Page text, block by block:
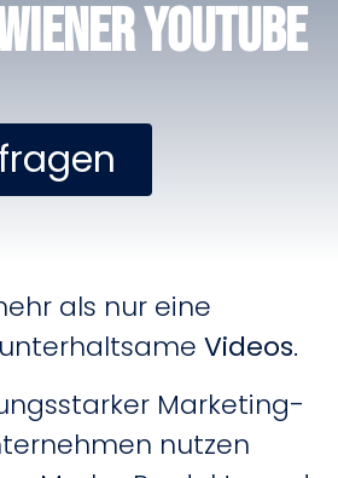
Youtube
als nur eine
Videos.
Marketing-
nutzen